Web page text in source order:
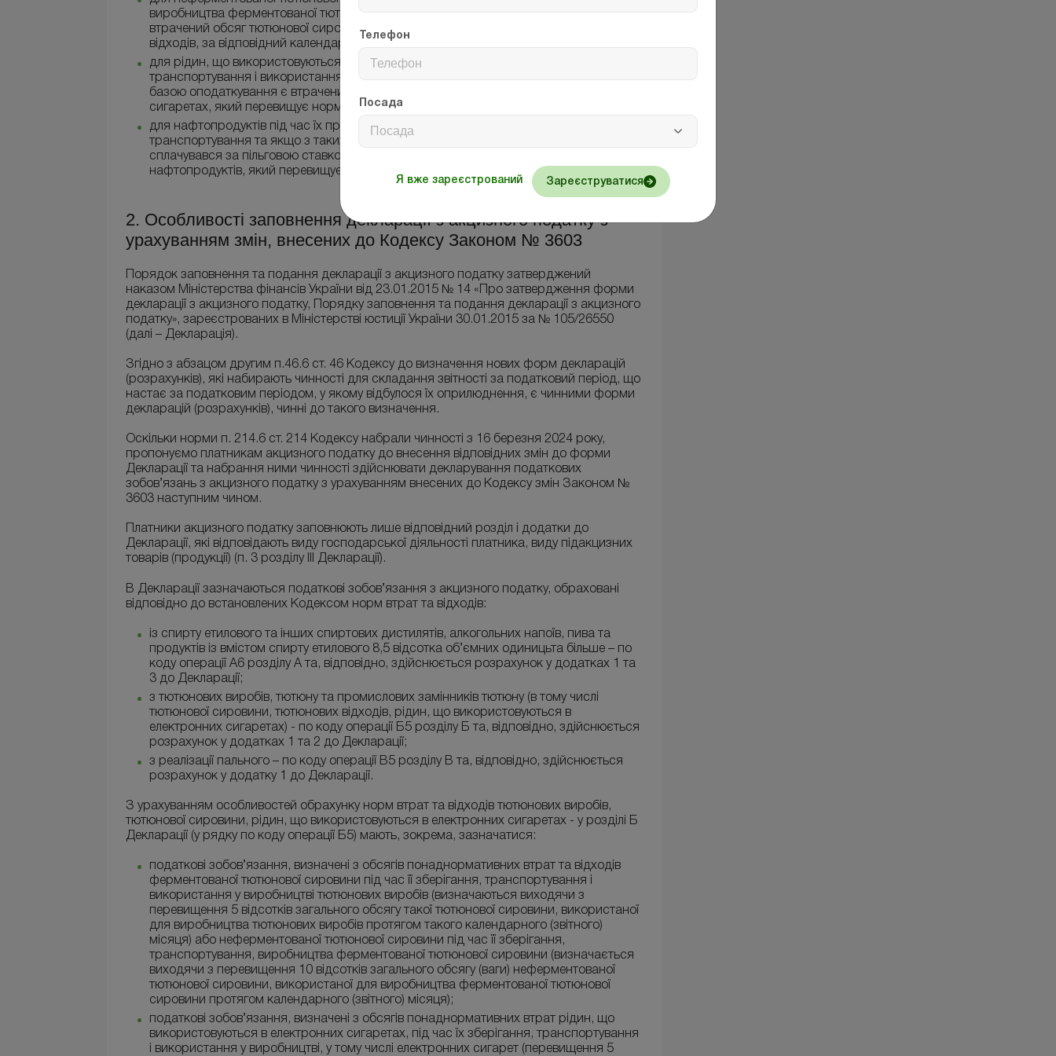
виробництва ферментованої тютюнової сировини базою оподаткування є
втрачений обсяг тютюнової сировини, який перевищує сукупні норми втрат та
відходів, за відповідний календарний (звітний) місяць;
для рідин, що використовуються в електронних сигаретах, під час їх зберігання,
транспортування і використання у виробництві, у тому числі електронних сигарет
базою оподаткування є втрачений об’єм рідин, що використовується в електронних
сигаретах, який перевищує норми втрат;
для нафтопродуктів під час їх приймання, зберігання, відпуску, перевантаження та
транспортування та якщо з таких обсягів акцизний податок не сплачувався або
сплачувався за пільговою ставкою базою оподаткування є втрачений обсяг
нафтопродуктів, який перевищує норми втрат.
2. Особливості заповнення декларації з акцизного податку з
урахуванням змін, внесених до Кодексу Законом № 3603
Порядок заповнення та подання декларації з акцизного податку затверджений
наказом Міністерства фінансів України від 23.01.2015 № 14 «Про затвердження форми
декларації з акцизного податку, Порядку заповнення та подання декларації з акцизного
податку», зареєстрованих в Міністерстві юстиції України 30.01.2015 за № 105/26550
(далі – Декларація).
Згідно з абзацом другим п.46.6 ст. 46 Кодексу до визначення нових форм декларацій
(розрахунків), які набирають чинності для складання звітності за податковий період, що
настає за податковим періодом, у якому відбулося їх оприлюднення, є чинними форми
декларацій (розрахунків), чинні до такого визначення.
Оскільки норми п. 214.6 ст. 214 Кодексу набрали чинності з 16 березня 2024 року,
пропонуємо платникам акцизного податку до внесення відповідних змін до форми
Декларації та набрання ними чинності здійснювати декларування податкових
зобов’язань з акцизного податку з урахуванням внесених до Кодексу змін Законом №
3603 наступним чином.
Платники акцизного податку заповнюють лише відповідний розділ і додатки до
Декларації, які відповідають виду господарської діяльності платника, виду підакцизних
товарів (продукції) (п. 3 розділу ІІІ Декларації).
В Декларації зазначаються податкові зобов’язання з акцизного податку, обраховані
відповідно до встановлених Кодексом норм втрат та відходів:
із спирту етилового та інших спиртових дистилятів, алкогольних напоїв, пива та
продуктів із вмістом спирту етилового 8,5 відсотка об’ємних одиницьта більше – по
коду операції А6 розділу А та, відповідно, здійснюється розрахунок у додатках 1 та
3 до Декларації;
з тютюнових виробів, тютюну та промислових замінників тютюну (в тому числі
тютюнової сировини, тютюнових відходів, рідин, що використовуються в
електронних сигаретах) - по коду операції Б5 розділу Б та, відповідно, здійснюється
розрахунок у додатках 1 та 2 до Декларації;
з реалізації пального – по коду операції В5 розділу В та, відповідно, здійснюється
розрахунок у додатку 1 до Декларації.
З урахуванням особливостей обрахунку норм втрат та відходів тютюнових виробів,
тютюнової сировини, рідин, що використовуються в електронних сигаретах - у розділі Б
Декларації (у рядку по коду операції Б5) мають, зокрема, зазначатися:
податкові зобов’язання, визначені з обсягів понаднормативних втрат та відходів
ферментованої тютюнової сировини під час її зберігання, транспортування і
використання у виробництві тютюнових виробів (визначаються виходячи з
перевищення 5 відсотків загального обсягу такої тютюнової сировини, використаної
для виробництва тютюнових виробів протягом такого календарного (звітного)
місяця) або неферментованої тютюнової сировини під час її зберігання,
транспортування, виробництва ферментованої тютюнової сировини (визначається
виходячи з перевищення 10 відсотків загального обсягу (ваги) неферментованої
тютюнової сировини, використаної для виробництва ферментованої тютюнової
сировини протягом календарного (звітного) місяця);
податкові зобов’язання, визначені з обсягів понаднормативних втрат рідин, що
використовуються в електронних сигаретах, під час їх зберігання, транспортування
і використання у виробництві, у тому числі електронних сигарет (перевищення 5
Телефон
Посада
Посада
Я вже зареєстрований Зареєструватися